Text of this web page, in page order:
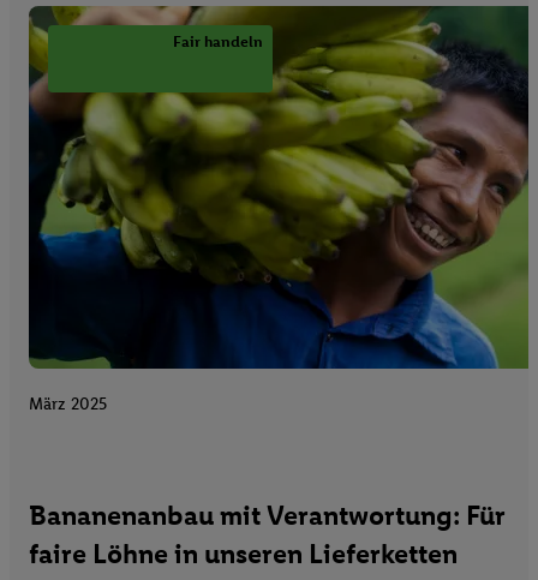
Fair handeln
März 2025
Bananenanbau mit Verantwortung: Für
faire Löhne in unseren Lieferketten